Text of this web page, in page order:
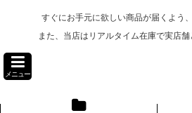
すぐにお手元に欲しい商品が届くよう
また、当店はリアルタイム在庫で実店
メニュー